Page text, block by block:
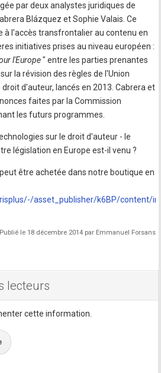
par deux analystes juridiques de
Blázquez et Sophie Valais. Ce
à l'accès transfrontalier au contenu en
initiatives prises au niveau européen :
l'Europe" entre les parties prenantes
la révision des règles de l'Union
d'auteur, lancés en 2013. Cabrera et
faites par la Commission
les futurs programmes.
sur le droit d'auteur - le
législation en Europe est-il venu ?
être achetée dans notre boutique en
asset_publisher/k6BP/content/
Publié le 18 décembre 2014 par Emmanuel Forsans
lecteurs
cette information.